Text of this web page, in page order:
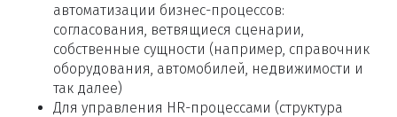
автоматизации бизнес-процессов:
согласования, ветвящиеся сценарии,
собственные сущности (например, справочник
оборудования, автомобилей, недвижимости и
так далее)
Для управления HR-процессами (структура